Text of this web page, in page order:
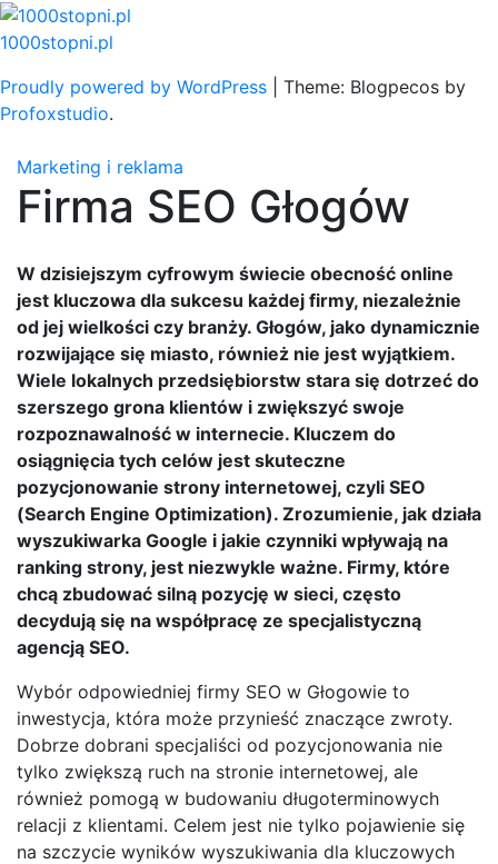
Skip
to
1000stopni.pl
Proudly powered by WordPress
Theme: Blogpecos by
Profoxstudio.
Marketing i reklama
Firma SEO Głogów
W dzisiejszym cyfrowym świecie obecność online
jest kluczowa dla sukcesu każdej firmy, niezależnie
od jej wielkości czy branży. Głogów, jako dynamicznie
rozwijające się miasto, również nie jest wyjątkiem.
Wiele lokalnych przedsiębiorstw stara się dotrzeć do
szerszego grona klientów i zwiększyć swoje
rozpoznawalność w internecie. Kluczem do
osiągnięcia tych celów jest skuteczne
pozycjonowanie strony internetowej, czyli SEO
(Search Engine Optimization). Zrozumienie, jak działa
wyszukiwarka Google i jakie czynniki wpływają na
ranking strony, jest niezwykle ważne. Firmy, które
chcą zbudować silną pozycję w sieci, często
decydują się na współpracę ze specjalistyczną
agencją SEO.
Wybór odpowiedniej firmy SEO w Głogowie to
inwestycja, która może przynieść znaczące zwroty.
Dobrze dobrani specjaliści od pozycjonowania nie
tylko zwiększą ruch na stronie internetowej, ale
również pomogą w budowaniu długoterminowych
relacji z klientami. Celem jest nie tylko pojawienie się
na szczycie wyników wyszukiwania dla kluczowych